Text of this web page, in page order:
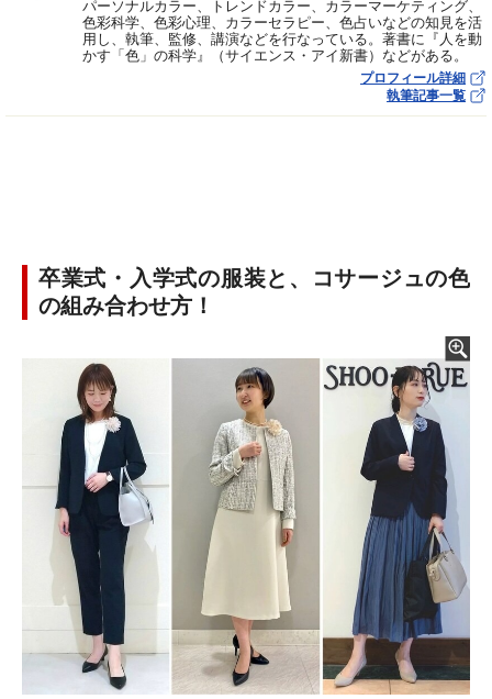
パーソナルカラー、トレンドカラー、カラーマーケティング、
色彩科学、色彩心理、カラーセラピー、色占いなどの知見を活
用し、執筆、監修、講演などを行なっている。著書に『人を動
かす「色」の科学』（サイエンス・アイ新書）などがある。
プロフィール詳細
執筆記事一覧
卒業式・入学式の服装と、コサージュの色
の組み合わせ方！